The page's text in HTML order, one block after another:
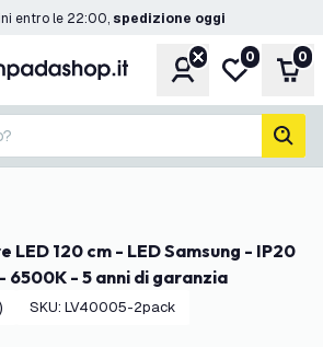
entro le 22:00, spedizione oggi
Account
Lista
0 0
6500K - 5 anni di garanzia
SKU: LV40005-2pack